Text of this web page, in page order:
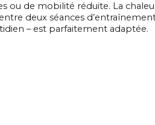
de mobilité réduite. La
deux séances
– est parfaitement adaptée.